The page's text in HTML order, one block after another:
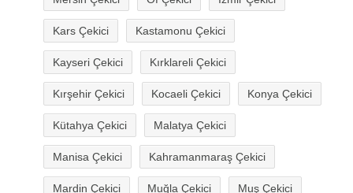
Kars Çekici Kastamonu Çekici
Kayseri Çekici Kırklareli Çekici
Kırşehir Çekici Kocaeli Çekici Konya Çekici
Kütahya Çekici Malatya Çekici
Manisa Çekici Kahramanmaraş Çekici
Mardin Çekici Muğla Çekici Muş Çekici